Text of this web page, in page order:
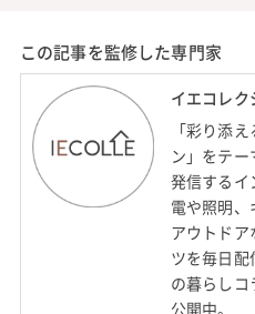
この記事を監修した専門家
イエコレ
「彩り添
ン」をテ
発信するイ
電や照明
アウトド
ツを毎日配
の暮らしコ
公開中。